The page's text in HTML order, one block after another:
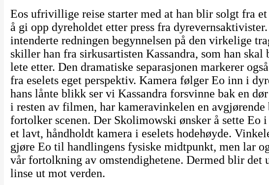
Eos ufrivillige reise starter med at han blir solgt fra
å gi opp dyreholdet etter press fra
intenderte redningen begynnelsen på den virkelige
skiller han fra sirkusartisten Kassandra, som han
lete etter. Den dramatiske separasjonen markerer
fra eselets eget perspektiv. Kamera følger Eo inn i
hans lånte blikk ser vi Kassandra forsvinne bak en
i resten av filmen, har kameravinkelen en
fortolker scenen. Der Skolimowski ønsker å sette Eo
et lavt, håndholdt kamera i eselets hodehøyde.
gjøre Eo til handlingens fysiske midtpunkt, men lar
vår fortolkning av omstendighetene. Dermed blir det
linse ut mot verden.